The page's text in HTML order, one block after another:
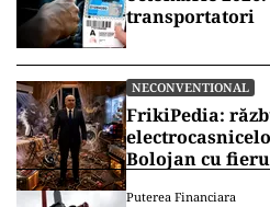
transportatori
NECONVENTIONAL
FrikiPedia:
Bolojan cu
Puterea Financiara